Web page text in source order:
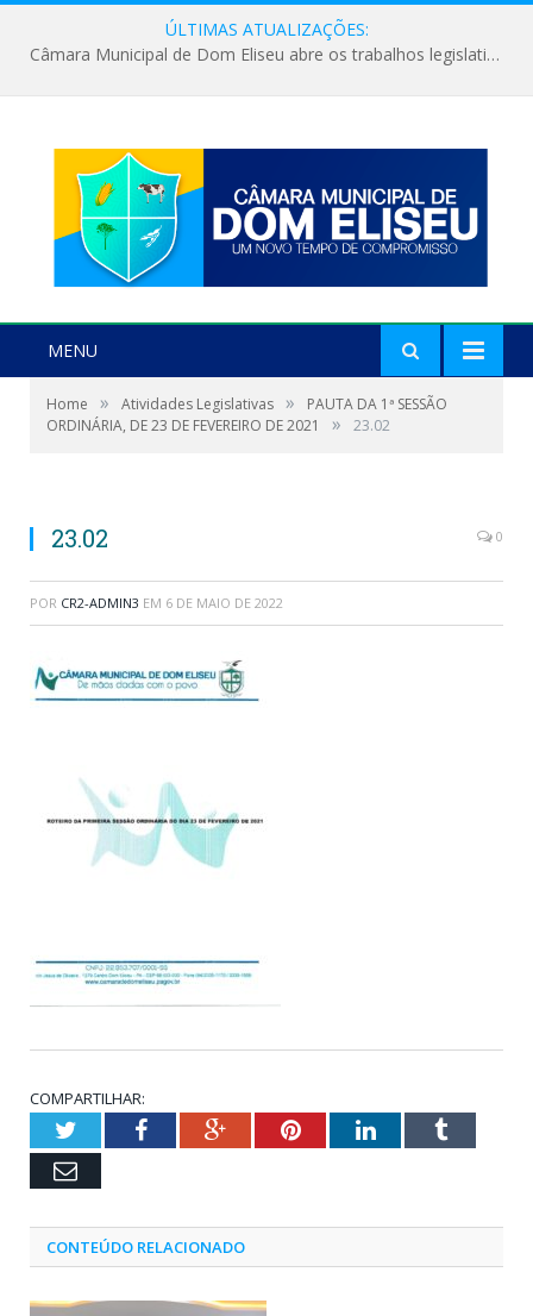
ÚLTIMAS ATUALIZAÇÕES:
Câmara Municipal de Dom Eliseu abre os trabalhos legislativos do segundo semestre
MENU
Home » Atividades Legislativas »
PAUTA DA 1ª SESSÃO
ORDINÁRIA, DE 23 DE FEVEREIRO DE 2021
» 23.02
23.02 0
POR CR2-ADMIN3 EM 6 DE MAIO DE 2022
COMPARTILHAR:
TwitterFacebookGoogle+PinterestLinkedInTumblr
Email
CONTEÚDO RELACIONADO